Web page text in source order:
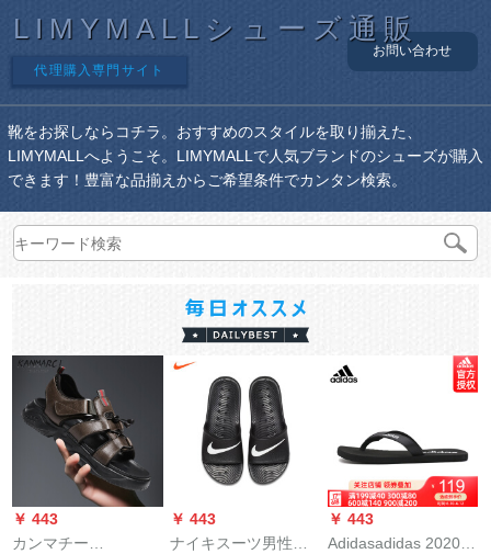
LIMYMALLシューズ通販
代理購入専門サイト
お問い合わせ
靴をお探しならコチラ。おすすめのスタイルを取り揃えた、
LIMYMALLへようこそ。LIMYMALLで人気ブランドのシューズが購入
できます！豊富な品揃えからご希望条件でカンタン検索。
￥ 443
カンマチー
￥ 443
ナイキスーツ男性靴
￥ 443
Adidasadidas 2020春